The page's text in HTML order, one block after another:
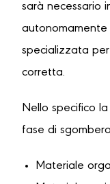
sarà necessario
specializzata
corretta.
Nello specifico
fase di
Materiale